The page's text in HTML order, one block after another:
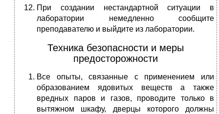
При создании нестандартной ситуации в
лаборатории немедленно сообщите
преподавателю и выйдите из лаборатории.
Техника безопасности и меры
предосторожности
Все опыты, связанные с применением или
образованием ядовитых веществ а также
вредных паров и газов, проводите только в
вытяжном шкафу, дверцы которого должны